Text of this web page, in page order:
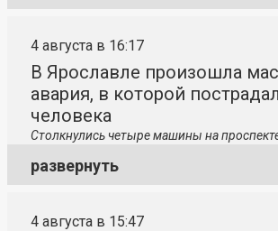
4 августа в 16:17
В Ярославле произошла
авария, в которой
человека
Столкнулись четыре машины на
развернуть
4 августа в 15:47